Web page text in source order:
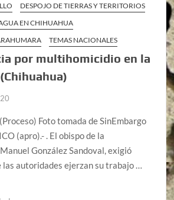
DESPOJO DE TIERRAS Y TERRITORIOS
EN CHIHUAHUA
TEMAS NACIONALES
por multihomicidio en la
Foto tomada de SinEmbargo
(apro).- . El obispo de la
González Sandoval, exigió
las autoridades ejerzan su trabajo …